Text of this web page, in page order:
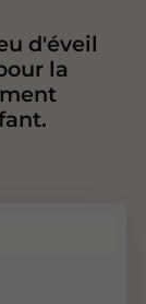
d'éveil
la